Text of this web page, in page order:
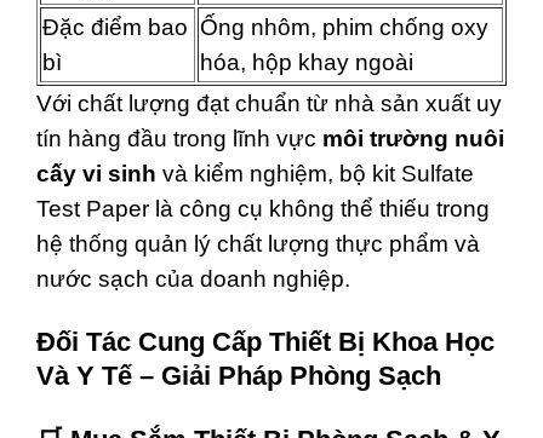
Đặc điểm bao
bì
Ống nhôm, phim chống oxy
hóa, hộp khay ngoài
Với chất lượng đạt chuẩn từ nhà sản xuất uy
tín hàng đầu trong lĩnh vực môi trường nuôi
cấy vi sinh và kiểm nghiệm, bộ kit Sulfate
Test Paper là công cụ không thể thiếu trong
hệ thống quản lý chất lượng thực phẩm và
nước sạch của doanh nghiệp.
Đối Tác Cung Cấp Thiết Bị Khoa Học
Và Y Tế – Giải Pháp Phòng Sạch